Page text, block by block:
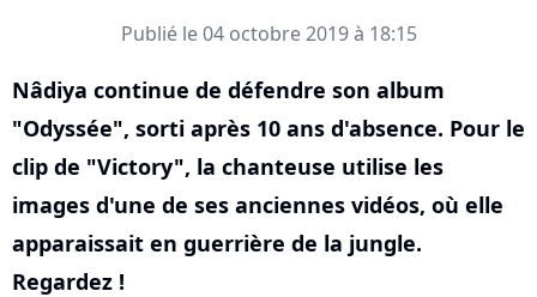
Publié le 04 octobre 2019 à 18:15
Nâdiya continue de défendre son album
"Odyssée", sorti après 10 ans d'absence. Pour le
clip de "Victory", la chanteuse utilise les
images d'une de ses anciennes vidéos, où elle
apparaissait en guerrière de la jungle.
Regardez !